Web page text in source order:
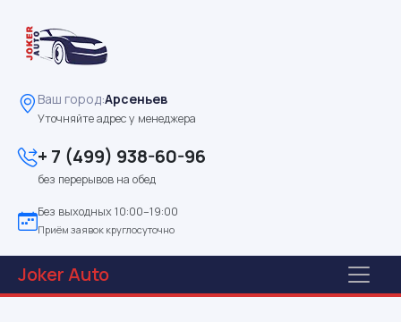
Ваш город:Арсеньев
Уточняйте адрес у менеджера
+ 7 (499) 938-60-96
без перерывов на обед
Без выходных 10:00–19:00
Приём заявок круглосуточно
JokerAuto